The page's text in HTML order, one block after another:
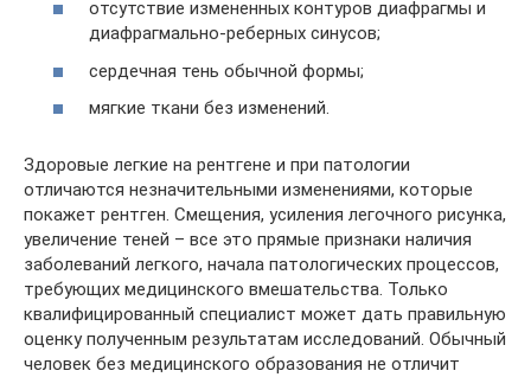
отсутствие измененных контуров диафрагмы и
диафрагмально-реберных синусов;
сердечная тень обычной формы;
мягкие ткани без изменений.
Здоровые легкие на рентгене и при патологии
отличаются незначительными изменениями, которые
покажет рентген. Смещения, усиления легочного рисунка,
увеличение теней – все это прямые признаки наличия
заболеваний легкого, начала патологических процессов,
требующих медицинского вмешательства. Только
квалифицированный специалист может дать правильную
оценку полученным результатам исследований. Обычный
человек без медицинского образования не отличит